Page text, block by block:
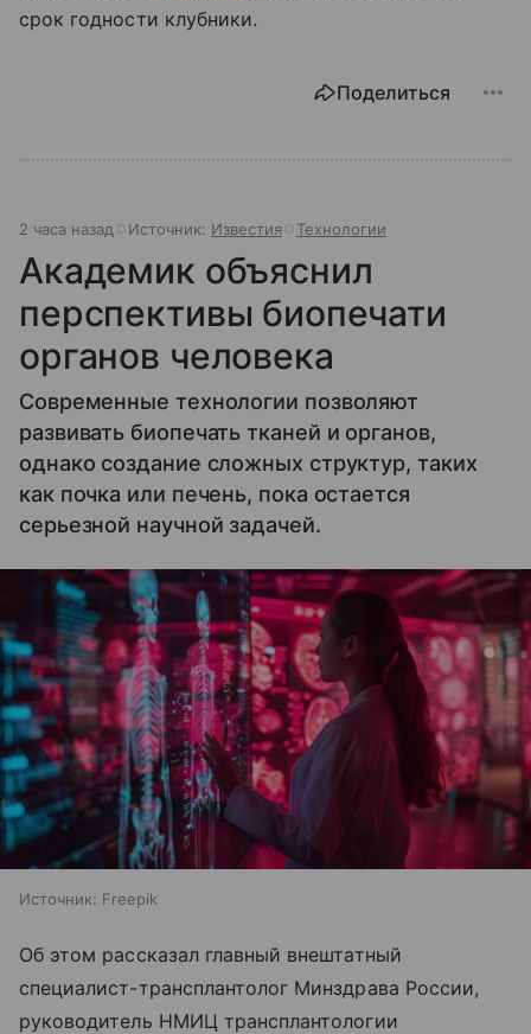
срок годности клубники.
Поделиться
2 часа назад Источник: Известия Технологии
Академик объяснил
перспективы биопечати
органов человека
Современные технологии позволяют
развивать биопечать тканей и органов,
однако создание сложных структур, таких
как почка или печень, пока остается
серьезной научной задачей.
Источник: Freepik
Об этом рассказал главный внештатный
специалист-трансплантолог Минздрава России,
руководитель НМИЦ трансплантологии